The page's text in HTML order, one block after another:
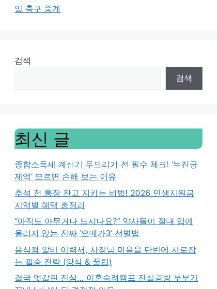
일 축구 중계
검색
검색
최신 글
종합소득세 계산기 두드리기 전 필수 체크! ‘누진공
제액’ 모르면 손해 보는 이유
추석 전 통장 잔고 지키는 비법! 2026 민생지원금
지역별 혜택 총정리
“아직도 아무거나 드시나요?” 약사들이 절대 입에
올리지 않는 진짜 ‘오메가3’ 선별법
음식점 알바 이력서, 사장님 마음을 단번에 사로잡
는 필승 전략 (양식 & 꿀팁)
결국 엇갈린 진심… 이혼숙려캠프 진실공방 부부가